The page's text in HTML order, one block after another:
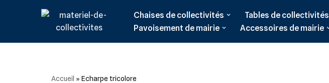
Chaises de collectivités Tables de collectivités
Pavoisement de mairie
Accessoires de mairie
Accueil » Echarpe tricolore